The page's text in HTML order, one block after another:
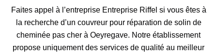
Faites appel à l’entreprise Entreprise Riffel si vous êtes à
la recherche d’un couvreur pour réparation de solin de
cheminée pas cher à Oeyregave. Notre établissement
propose uniquement des services de qualité au meilleur